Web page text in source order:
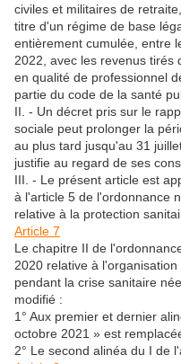
civiles et militaires de
titre d'un régime de base
entièrement cumulée, entre
2022, avec les revenus tirés
en qualité de professionnel
partie du code de la santé
II. - Un décret pris sur le
sociale peut prolonger la
au plus tard jusqu'au 31
justifie au regard de ses
III. - Le présent article est
à l'article 5 de l'ordonnance
relative à la protection
Article 7
Le chapitre II de
2020 relative à
pendant la crise sanitaire
modifié :
1° Aux premier et dernier
octobre 2021 » est
2° Le second alinéa du I de